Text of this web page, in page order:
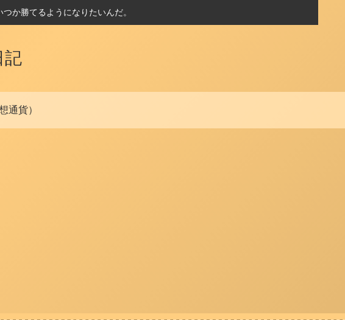
か勝てるようになりたいんだ。
記
通貨）